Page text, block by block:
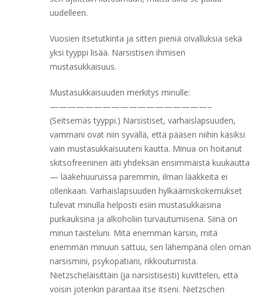
uudelleen.
Vuosien itsetutkinta ja sitten pieniä oivalluksia sekä
yksi tyyppi lisää. Narsistisen ihmisen
mustasukkaisuus.
Mustasukkaisuuden merkitys minulle:
——————————————————–
(Seitsemäs tyyppi.) Narsistiset, varhaislapsuuden,
vammani ovat niin syvällä, että pääsen niihin käsiksi
vain mustasukkaisuuteni kautta. Minua on hoitanut
skitsofreeninen äiti yhdeksän ensimmäistä kuukautta
— lääkehuuruissa paremmin, ilman lääkkeitä ei
ollenkaan. Varhaislapsuuden hylkäämiskokemukset
tulevat minulla helposti esiin mustasukkaisina
purkauksina ja alkoholiin turvautumisena. Siinä on
minun taisteluni. Mitä enemmän kärsin, mitä
enemmän minuun sattuu, sen lähempänä olen oman
narsismini, psykopatiani, rikkoutumista.
Nietzscheläisittäin (ja narsistisesti) kuvittelen, että
voisin jotenkin parantaa itse itseni. Nietzschen